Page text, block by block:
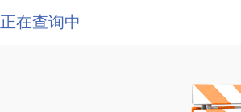
正在查询中